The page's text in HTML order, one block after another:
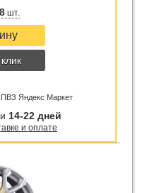
8шт.
ПВЗ Яндекс Маркет
14-22 дней
и оплате